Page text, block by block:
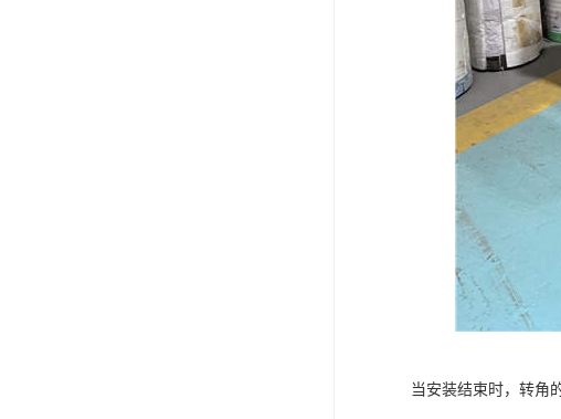
当安装结束时，转角